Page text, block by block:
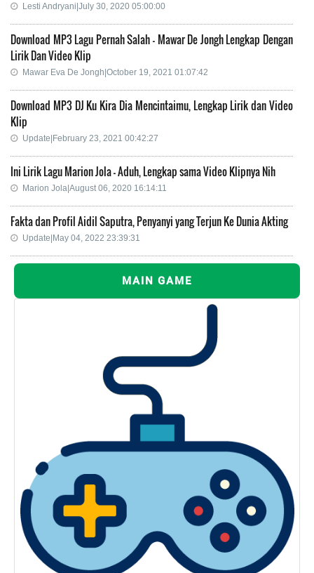
Lesti Andryani|July 30, 2020 05:00:00
Download MP3 Lagu Pernah Salah - Mawar De Jongh Lengkap Dengan
Lirik Dan Video Klip
Mawar Eva De Jongh|October 19, 2021 01:07:42
Download MP3 DJ Ku Kira Dia Mencintaimu, Lengkap Lirik dan Video
Klip
Update|February 23, 2021 00:42:27
Ini Lirik Lagu Marion Jola - Aduh, Lengkap sama Video Klipnya Nih
Marion Jola|August 06, 2020 16:14:11
Fakta dan Profil Aidil Saputra, Penyanyi yang Terjun Ke Dunia Akting
Update|May 04, 2022 23:39:31
MAIN GAME